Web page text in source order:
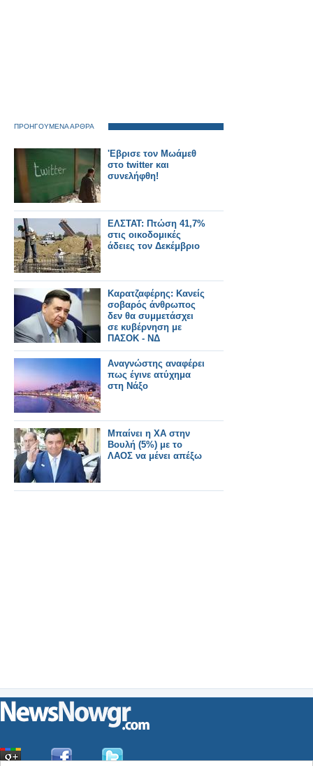
ΠΡΟΗΓΟΥΜΕΝΑ ΑΡΘΡΑ
'Εβρισε τον Μωάμεθ
στο twitter και
συνελήφθη!
ΕΛΣΤΑΤ: Πτώση 41,7%
στις οικοδομικές
άδειες τον Δεκέμβριο
Καρατζαφέρης: Κανείς
σοβαρός άνθρωπος
δεν θα συμμετάσχει
σε κυβέρνηση με
ΠΑΣΟΚ - ΝΔ
Αναγνώστης αναφέρει
πως έγινε ατύχημα
στη Νάξο
Μπαίνει η ΧΑ στην
Βουλή (5%) με το
ΛΑΟΣ να μένει απέξω